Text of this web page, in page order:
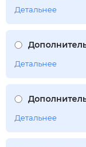
Детальнее
Детальнее
Детальнее